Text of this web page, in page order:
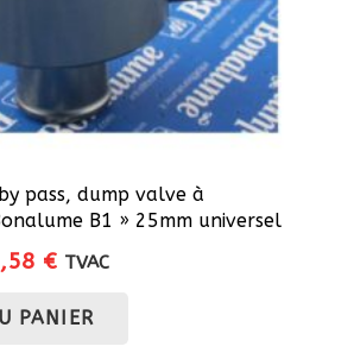
pass, dump valve à
B1 » 25mm universel
€Le
actuel
TVAC
PANIER